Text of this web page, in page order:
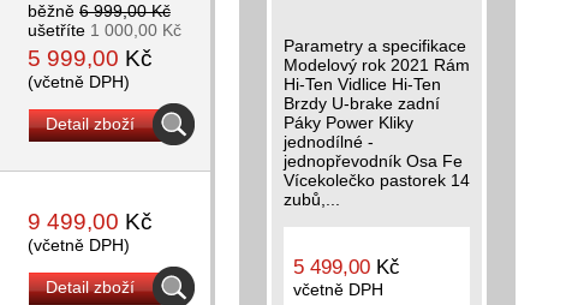
běžně 6 999,00 Kč
ušetříte 1 000,00 Kč
5 999,00 Kč
(včetně DPH)
Detail zboží
9 499,00 Kč
(včetně DPH)
Detail zboží
Parametry a specifikace
Modelový rok 2021 Rám
Hi-Ten Vidlice Hi-Ten
Brzdy U-brake zadní
Páky Power Kliky
jednodílné -
jednopřevodník Osa Fe
Vícekolečko pastorek 14
zubů,...
5 499,00 Kč
včetně DPH